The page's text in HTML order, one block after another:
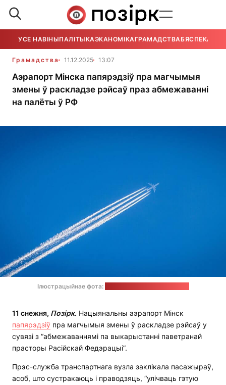
УСЕ НАВІНЫПАЛІТЫКАЭКАНОМІКАГРАМАДСТВАБЯСПЕКА
Грамадства 11.12.2025 13:07
Аэрапорт Мінска папярэдзіў пра магчымыя
змены ў раскладзе рэйсаў праз абмежаванні
на палёты ў РФ
Ілюстрацыйнае фота:
11 снежня, Позірк. Нацыянальны аэрапорт Мінск
папярэдзіў пра магчымыя змены ў раскладзе рэйсаў у
сувязі з “абмежаваннямі па выкарыстанні паветранай
прасторы Расійскай Федэрацыі”.
Прэс-служба транспартнага вузла заклікала пасажыраў,
асоб, што сустракаюць і праводзяць, “улічваць гэтую